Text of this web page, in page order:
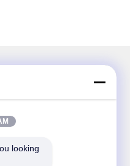
터에 가입하십시오.
looking